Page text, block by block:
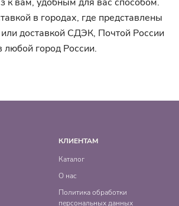
к вам, удобным для вас способом.
в городах, где представлены
доставкой СДЭК, Почтой России
любой город России.
КЛИЕНТАМ
Каталог
О нас
Политика обработки
персональных данных